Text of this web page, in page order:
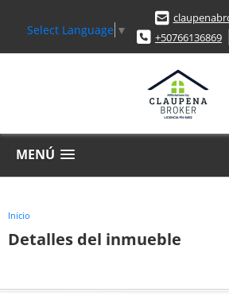
Select Language ▼
+50766136869
MENÚ
Inicio
Detalles del inmueble